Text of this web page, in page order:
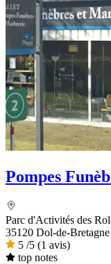
Pompes
Parc d'Activités des
35120 Dol-de-Bretagne
5 /5 (1 avis)
top notes